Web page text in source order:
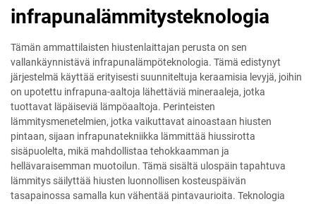
infrapunalämmitysteknologia
Tämän ammattilaisten hiustenlaittajan perusta on sen
vallankäynnistävä infrapunalämpöteknologia. Tämä edistynyt
järjestelmä käyttää erityisesti suunniteltuja keraamisia levyjä, joihin
on upotettu infrapuna-aaltoja lähettäviä mineraaleja, jotka
tuottavat läpäiseviä lämpöaaltoja. Perinteisten
lämmitysmenetelmien, jotka vaikuttavat ainoastaan hiusten
pintaan, sijaan infrapunatekniikka lämmittää hiussirotta
sisäpuolelta, mikä mahdollistaa tehokkaamman ja
hellävaraisemman muotoilun. Tämä sisältä ulospäin tapahtuva
lämmitys säilyttää hiusten luonnollisen kosteuspäivän
tasapainossa samalla kun vähentää pintavaurioita. Teknologia